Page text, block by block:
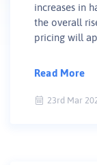
increases in
the overall
pricing will
Read More
23rd Mar